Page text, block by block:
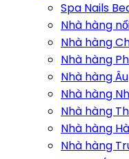
Spa Nails
Nhà hàng
Nhà hàng
Nhà hàng
Nhà hàng Âu
Nhà hàng
Nhà hàng
Nhà hàng
Nhà hàng